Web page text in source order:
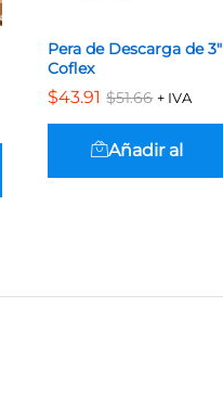
Pera de Descarga de 3″
Coflex
$43.91 $51.66 + IVA
$43.91 $51.66
Añadir al